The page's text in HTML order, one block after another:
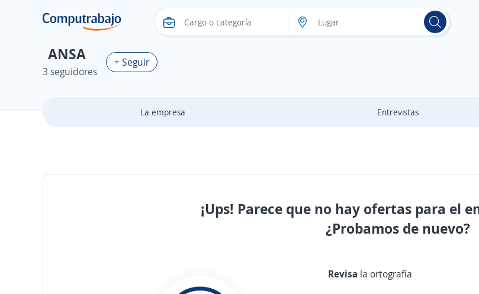
ANSA
3 seguidores
+ Seguir
La empresa Entrevistas
¡Ups! Parece que no hay ofertas para el
¿Probamos de nuevo?
Revisa la ortografía